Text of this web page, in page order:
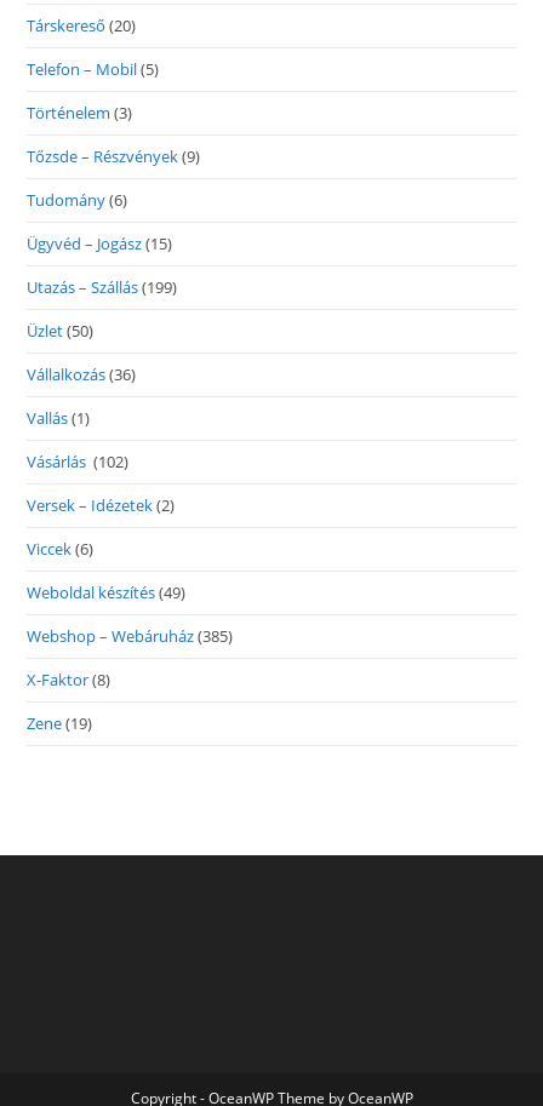
Társkereső (20)
Telefon – Mobil(5)
Történelem (3)
Tőzsde – Részvények(9)
Tudomány(6)
Ügyvéd – Jogász(15)
Utazás – Szállás(199)
Üzlet(50)
Vállalkozás(36)
Vallás(1)
Vásárlás (102)
Versek – Idézetek(2)
Viccek(6)
Weboldal készítés(49)
Webshop – Webáruház(385)
X-Faktor(8)
Zene(19)
Copyright - OceanWP Theme by OceanWP